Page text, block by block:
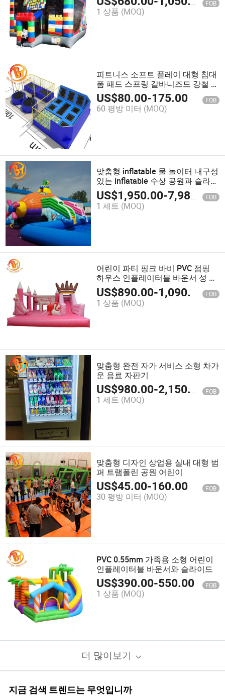
FOB
1 상품 (MOQ)
피트니스 소프트 플레이 대형 침대
폼 패드 스프링 갈바니즈드 강철 트
램폴린 공원
US$80.00-175.00 FOB
60 평방 미터 (MOQ)
맞춤형 inflatable 물 놀이터 내구성
있는 inflatable 수상 공원과 슬라이
드
US$1,950.00-7,980.00 FOB
1 세트 (MOQ)
어린이 파티 핑크 바비 PVC 점핑
하우스 인플레이터블 바운서 성 슬
라이드 콤보
US$890.00-1,090.00 FOB
1 상품 (MOQ)
맞춤형 완전 자가 서비스 소형 차가
운 음료 자판기
US$980.00-2,150.00 FOB
1 세트 (MOQ)
맞춤형 디자인 상업용 실내 대형 범
퍼 트램폴린 공원 어린이
US$45.00-160.00 FOB
30 평방 미터 (MOQ)
PVC 0.55mm 가족용 소형 어린이
인플레이터블 바운서와 슬라이드
US$390.00-550.00 FOB
1 상품 (MOQ)
더 많이보기
지금 검색 트렌드는 무엇입니까